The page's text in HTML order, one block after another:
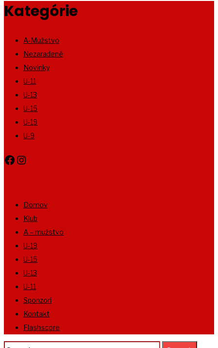
Kategórie
A-Mužstvo
Nezaradené
Novinky
U-11
U-13
U-15
U-19
U-9
Facebook
Instagram
Domov
Klub
A – mužstvo
U-19
U-15
U-13
U-11
Sponzori
Kontakt
Flashscore